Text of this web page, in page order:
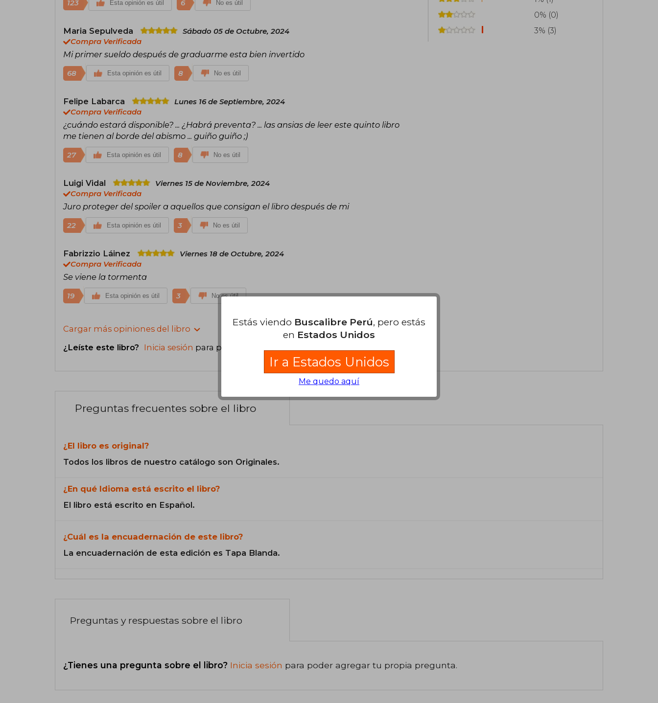
historia, con 185.341 donantes que prometieron 41'754.153 dólares.
Nacido en Nebraska,​ es miembro de la Iglesia de Jesucristo de los Santos de los
Últimos Días (mormón) y actualmente reside en Provo (Utah), con su esposa
123 Esta opinión es útil 6 No es útil
Maria Sepulveda
Sábado 05 de Octubre, 2024
Compra Verificada
Mi primer sueldo después de graduarme esta bien invertido
68 Esta opinión es útil 8 No es útil
Felipe Labarca
Lunes 16 de Septiembre, 2024
Compra Verificada
¿cuándo estará disponible? ... ¿Habrá preventa? ... las ansias de leer este quinto libro
me tienen al borde del abismo ... guiño guiño ;)
27 Esta opinión es útil 8 No es útil
Luigi Vidal
Viernes 15 de Noviembre, 2024
Compra Verificada
Juro proteger del spoiler a aquellos que consigan el libro después de mi
22 Esta opinión es útil 3 No es útil
Fabrizzio Láinez
Viernes 18 de Octubre, 2024
Compra Verificada
Se viene la tormenta
19 Esta opinión es útil 3 No es útil
Cargar más opiniones del libro
¿Leíste este libro? Inicia sesión para poder agregar tu propia evaluación
0% (0)
3% (3)
Preguntas frecuentes sobre el libro
¿El libro es original?
Todos los libros de nuestro catálogo son Originales.
¿En qué Idioma está escrito el libro?
El libro está escrito en Español.
¿Cuál es la encuadernación de este libro?
La encuadernación de esta edición es Tapa Blanda.
Preguntas y respuestas sobre el libro
¿Tienes una pregunta sobre el libro? Inicia sesión para poder agregar tu propia pregunta.
Estás viendo Buscalibre Perú, pero estás
en Estados Unidos
Ir a Estados Unidos
Me quedo aquí